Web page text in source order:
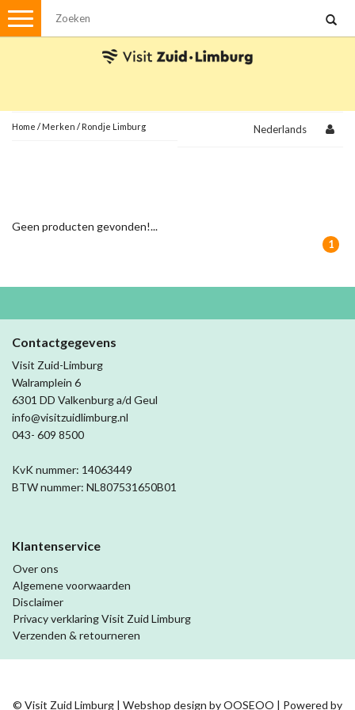
Menu
Met de auto
Plattegronden
Uit de streek
Kerstpakketten
Ansichtkaarten
Home / Merken / Rondje Limburg Nederlands
Geen producten gevonden!...
1
Contactgegevens
Visit Zuid-Limburg
Walramplein 6
6301 DD Valkenburg a/d Geul
info@visitzuidlimburg.nl
043- 609 8500
KvK nummer: 14063449
BTW nummer: NL807531650B01
Klantenservice
Over ons
Algemene voorwaarden
Disclaimer
Privacy verklaring Visit Zuid Limburg
Verzenden & retourneren
© Visit Zuid Limburg | Webshop design byOOSEOO | Powered by